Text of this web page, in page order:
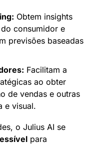
Obtem insights
consumidor e
previsões baseadas
Facilitam a
ao obter
de vendas e outras
e visual.
o Julius AI se
para